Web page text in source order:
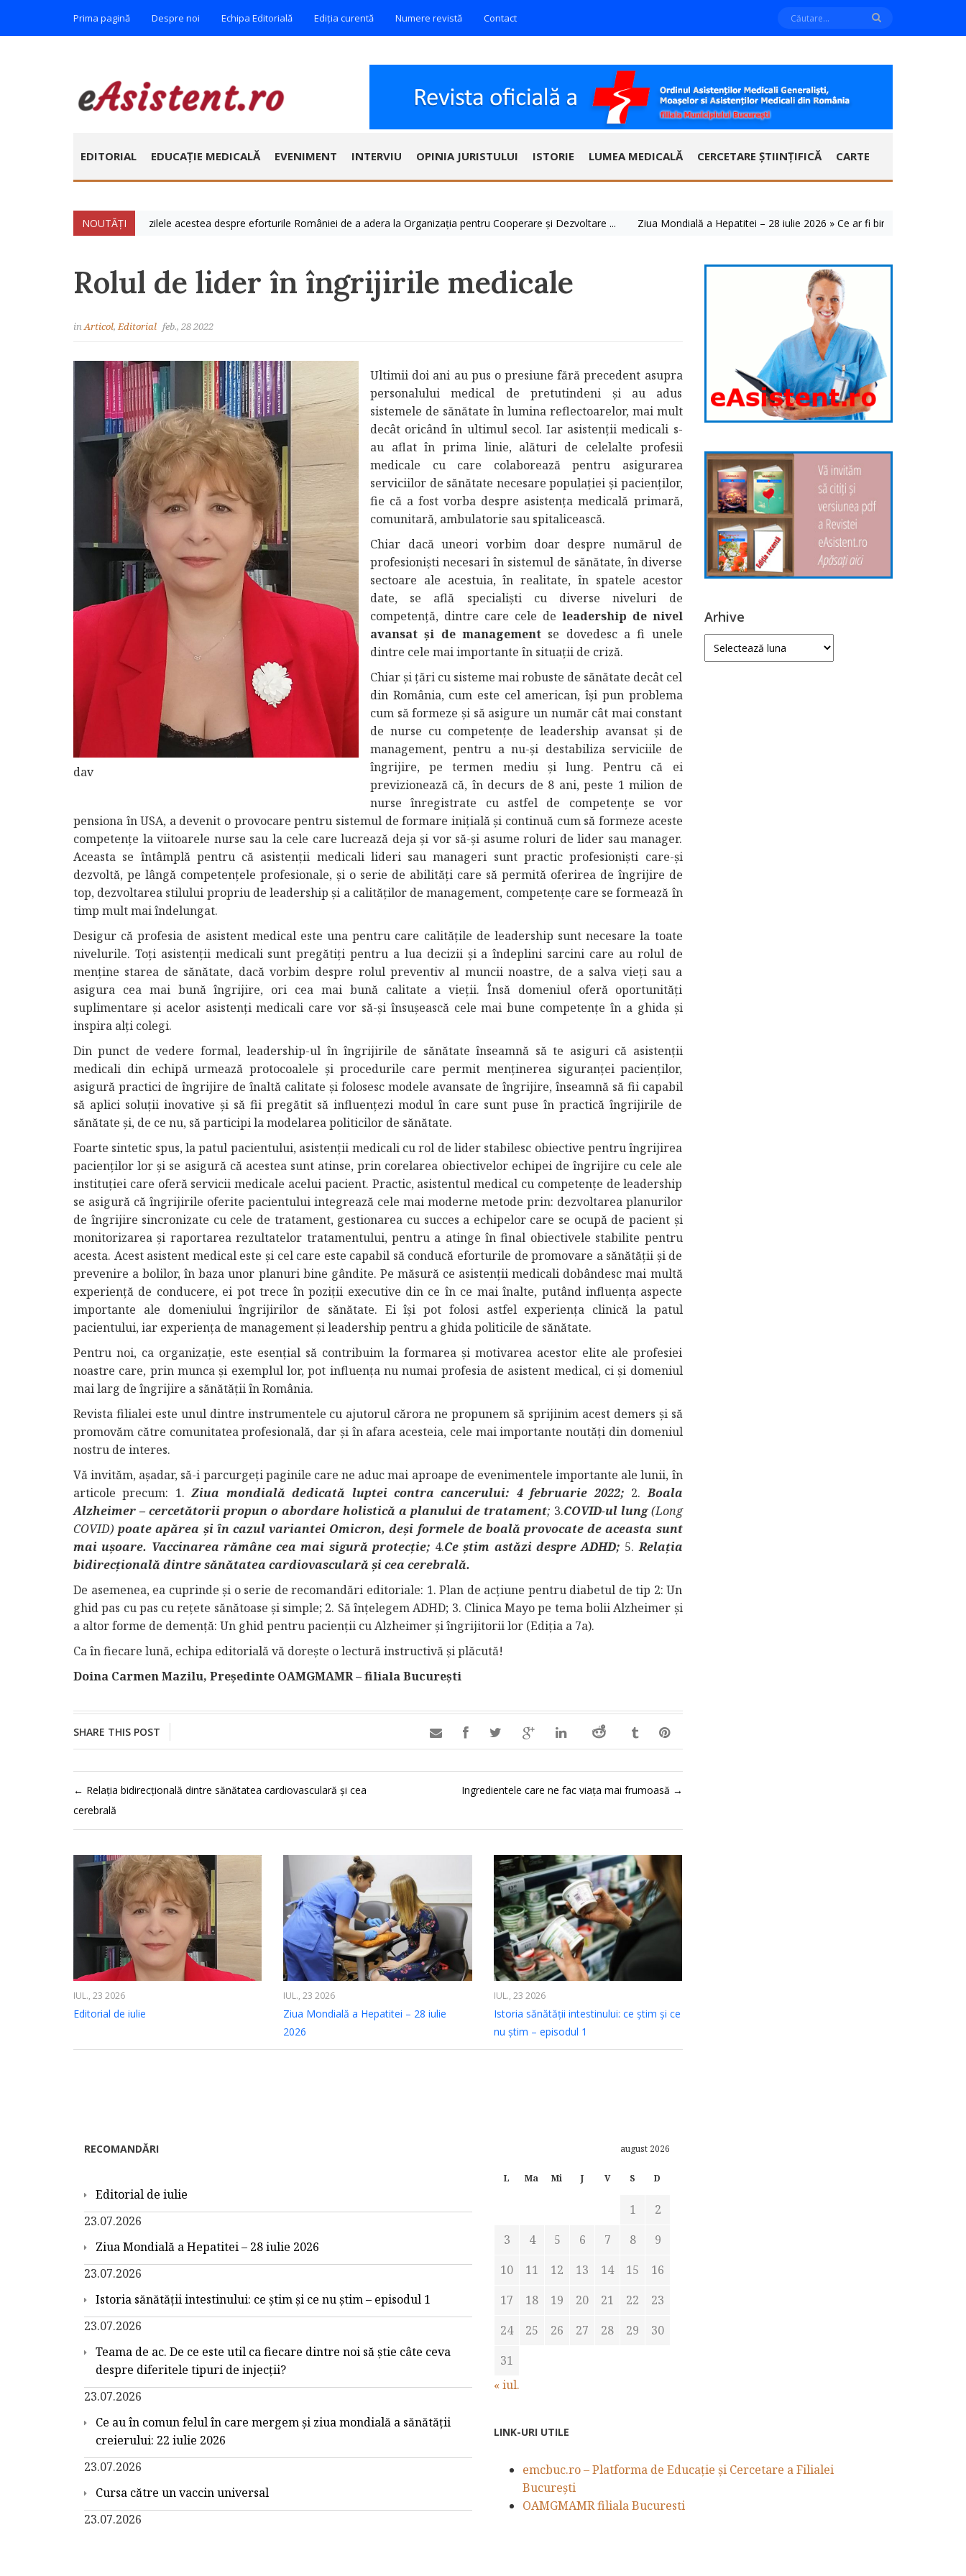
Prima pagină Despre noi Echipa Editorială Ediția curentă Numere revistă Contact
EDITORIAL EDUCAȚIE MEDICALĂ EVENIMENT INTERVIU OPINIA JURISTULUI ISTORIE LUMEA MEDICALĂ CERCETARE ȘTIINȚIFICĂ CARTE
NOUTĂȚI
» Vorbim foarte mult zilele acestea despre eforturile României de a adera la Organizația pentru Cooperare și Dezvoltare ... Ziua Mondială a Hepatitei – 28 iulie 2026 » Ce ar fi bine să știm despre
Rolul de lider în îngrijirile medicale
inArticol, Editorial feb., 28 2022
dav
Ultimii doi ani au pus o presiune fără precedent asupra
personalului medical de pretutindeni și au adus
sistemele de sănătate în lumina reflectoarelor, mai mult
decât oricând în ultimul secol. Iar asistenții medicali s-
au aflat în prima linie, alături de celelalte profesii
medicale cu care colaborează pentru asigurarea
serviciilor de sănătate necesare populației și pacienților,
fie că a fost vorba despre asistența medicală primară,
comunitară, ambulatorie sau spitalicească.
Chiar dacă uneori vorbim doar despre numărul de
profesioniști necesari în sistemul de sănătate, în diverse
sectoare ale acestuia, în realitate, în spatele acestor
date, se află specialiști cu diverse niveluri de
competență, dintre care cele de leadership de nivel
avansat și de managementse dovedesc a fi unele
dintre cele mai importante în situații de criză.
Chiar și țări cu sisteme mai robuste de sănătate decât cel
din România, cum este cel american, își pun problema
cum să formeze și să asigure un număr cât mai constant
de nurse cu competențe de leadership avansat și de
management, pentru a nu-și destabiliza serviciile de
îngrijire, pe termen mediu și lung. Pentru că ei
previzionează că, în decurs de 8 ani, peste 1 milion de
nurse înregistrate cu astfel de competențe se vor
pensiona în USA, a devenit o provocare pentru sistemul de formare inițială și continuă cum să formeze aceste
competențe la viitoarele nurse sau la cele care lucrează deja și vor să-și asume roluri de lider sau manager.
Aceasta se întâmplă pentru că asistenții medicali lideri sau manageri sunt practic profesioniști care-și
dezvoltă, pe lângă competențele profesionale, și o serie de abilități care să permită oferirea de îngrijire de
top, dezvoltarea stilului propriu de leadership și a calităților de management, competențe care se formează în
timp mult mai îndelungat.
Desigur că profesia de asistent medical este una pentru care calitățile de leadership sunt necesare la toate
nivelurile. Toți asistenții medicali sunt pregătiți pentru a lua decizii și a îndeplini sarcini care au rolul de
menține starea de sănătate, dacă vorbim despre rolul preventiv al muncii noastre, de a salva vieți sau a
asigura cea mai bună îngrijire, ori cea mai bună calitate a vieții. Însă domeniul oferă oportunități
suplimentare și acelor asistenți medicali care vor să-și însușească cele mai bune competențe în a ghida și
inspira alți colegi.
Din punct de vedere formal, leadership-ul în îngrijirile de sănătate înseamnă să te asiguri că asistenții
medicali din echipă urmează protocoalele și procedurile care permit menținerea siguranței pacienților,
asigură practici de îngrijire de înaltă calitate și folosesc modele avansate de îngrijire, înseamnă să fii capabil
să aplici soluții inovative și să fii pregătit să influențezi modul în care sunt puse în practică îngrijirile de
sănătate și, de ce nu, să participi la modelarea politicilor de sănătate.
Foarte sintetic spus, la patul pacientului, asistenții medicali cu rol de lider stabilesc obiective pentru îngrijirea
pacienților lor și se asigură că acestea sunt atinse, prin corelarea obiectivelor echipei de îngrijire cu cele ale
instituției care oferă servicii medicale acelui pacient. Practic, asistentul medical cu competențe de leadership
se asigură că îngrijirile oferite pacientului integrează cele mai moderne metode prin: dezvoltarea planurilor
de îngrijire sincronizate cu cele de tratament, gestionarea cu succes a echipelor care se ocupă de pacient și
monitorizarea și raportarea rezultatelor tratamentului, pentru a atinge în final obiectivele stabilite pentru
acesta. Acest asistent medical este și cel care este capabil să conducă eforturile de promovare a sănătății și de
prevenire a bolilor, în baza unor planuri bine gândite. Pe măsură ce asistenții medicali dobândesc mai multă
experiență de conducere, ei pot trece în poziții executive din ce în ce mai înalte, putând influența aspecte
importante ale domeniului îngrijirilor de sănătate. Ei își pot folosi astfel experiența clinică la patul
pacientului, iar experiența de management și leadership pentru a ghida politicile de sănătate.
Pentru noi, ca organizație, este esențial să contribuim la formarea și motivarea acestor elite ale profesiei
noastre care, prin munca și exemplul lor, pot influența nu numai profesia de asistent medical, ci și domeniul
mai larg de îngrijire a sănătății în România.
Revista filialei este unul dintre instrumentele cu ajutorul cărora ne propunem să sprijinim acest demers și să
promovăm către comunitatea profesională, dar și în afara acesteia, cele mai importante noutăți din domeniul
nostru de interes.
Vă invităm, așadar, să-i parcurgeți paginile care ne aduc mai aproape de evenimentele importante ale lunii, în
articole precum: 1.Ziua mondială dedicată luptei contra cancerului: 4 februarie 2022; 2. Boala
Alzheimer – cercetătorii propun o abordare holistică a planului de tratament; 3.COVID-ul lung(Long
COVID)poate apărea și în cazul variantei Omicron, deși formele de boală provocate de aceasta sunt
mai ușoare. Vaccinarea rămâne cea mai sigură protecție; 4.Ceștim astăzi despre ADHD; 5.Relația
bidirecțională dintre sănătatea cardiovasculară și cea cerebrală.
De asemenea, ea cuprinde și o serie de recomandări editoriale: 1. Plan de acțiune pentru diabetul de tip 2: Un
ghid pas cu pas cu rețete sănătoase și simple; 2. Să înțelegem ADHD; 3. Clinica Mayo pe tema bolii Alzheimer și
a altor forme de demență: Un ghid pentru pacienții cu Alzheimer și îngrijitorii lor (Ediția a 7a).
Ca în fiecare lună, echipa editorială vă dorește o lectură instructivă și plăcută!
Doina Carmen Mazilu, Președinte OAMGMAMR – filiala București
SHARE THIS POST 
← Relația bidirecțională dintre sănătatea cardiovasculară și cea
cerebrală
Ingredientele care ne fac viața mai frumoasă →
IUL., 23 2026
Editorial de iulie
IUL., 23 2026
Ziua Mondială a Hepatitei – 28 iulie
2026
IUL., 23 2026
Istoria sănătății intestinului: ce știm și ce
nu știm – episodul 1
Arhive
Arhive
RECOMANDĂRI
Editorial de iulie
23.07.2026
Ziua Mondială a Hepatitei – 28 iulie 2026
23.07.2026
Istoria sănătății intestinului: ce știm și ce nu știm – episodul 1
23.07.2026
Teama de ac. De ce este util ca fiecare dintre noi să știe câte ceva
despre diferitele tipuri de injecții?
23.07.2026
Ce au în comun felul în care mergem și ziua mondială a sănătății
creierului: 22 iulie 2026
23.07.2026
Cursa către un vaccin universal
23.07.2026
august 2026
L Ma Mi J V S D
1
2
3
4 5 6 7 8
9
10
11 12 13 14 15
16
17
18 19 20 21 22
23
24
25 26 27 28 29
30
31
« iul.
LINK-URI UTILE
emcbuc.ro – Platforma de Educație și Cercetare a Filialei
București
OAMGMAMR filiala Bucuresti